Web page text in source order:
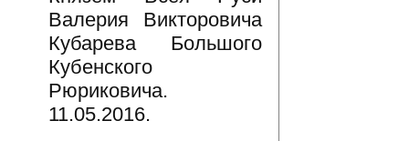
Валерия Викторовича
Кубарева Большого
Кубенского
Рюриковича.
11.05.2016.